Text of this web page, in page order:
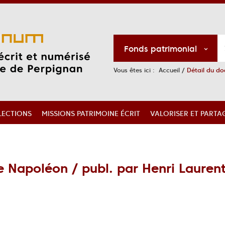
Fonds patrimonial
Vous êtes ici : Accueil / Détail du
MISSIONS PATRIMOINE ÉCRIT VALORISER ET
Napoléon / publ. par Henri